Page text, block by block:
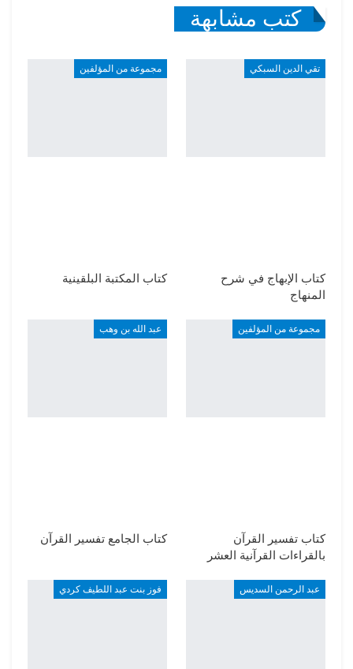
كتب مشابهة
تقي الدين السبكي
كتاب الإبهاج في شرح
المنهاج
مجموعة من المؤلفين
كتاب المكتبة البلقينية
مجموعة من المؤلفين
كتاب تفسير القرآن
بالقراءات القرآنية العشر
عبد الله بن وهب
كتاب الجامع تفسير القرآن
عبد الرحمن السديس فوز بنت عبد اللطيف كردي